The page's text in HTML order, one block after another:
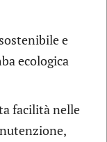
e
ecologica
facilità nelle